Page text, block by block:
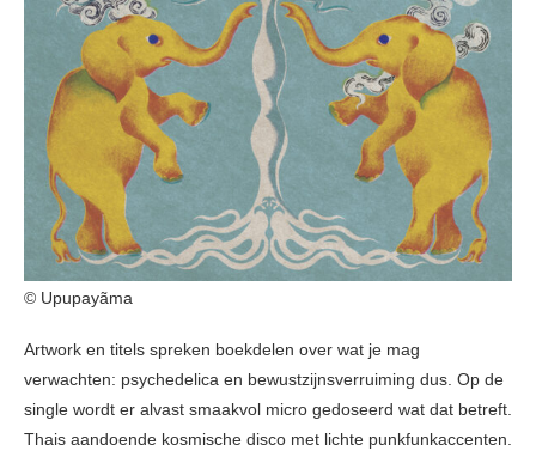
© Upupayãma
Artwork en titels spreken boekdelen over wat je mag
verwachten: psychedelica en bewustzijnsverruiming dus. Op de
single wordt er alvast smaakvol micro gedoseerd wat dat betreft.
Thais aandoende kosmische disco met lichte punkfunkaccenten.